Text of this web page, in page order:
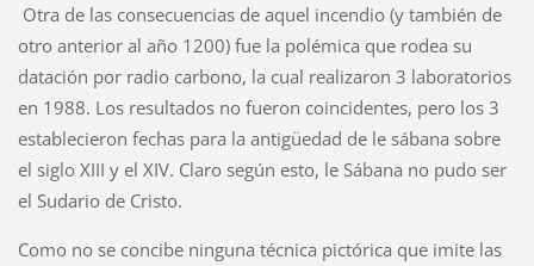
Otra de las consecuencias de aquel incendio (y también de
otro anterior al año 1200) fue la polémica que rodea su
datación por radio carbono, la cual realizaron 3 laboratorios
en 1988. Los resultados no fueron coincidentes, pero los 3
establecieron fechas para la antigüedad de le sábana sobre
el siglo XIII y el XIV. Claro según esto, le Sábana no pudo ser
el Sudario de Cristo.
Como no se concibe ninguna técnica pictórica que imite las